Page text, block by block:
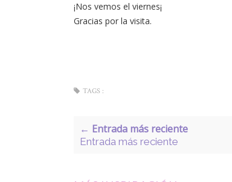
¡Nos vemos el viernes¡
Gracias por la visita.
TAGS :
← Entrada más reciente
Entrada más reciente